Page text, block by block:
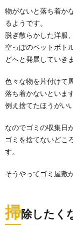
物がないと落ち着か
るようです。
脱ぎ散らかした洋服
空っぽのペットボト
どへと発展していき
色々な物を片付けて
落ち着かないといます
例え捨てたほうがい
なのでゴミの収集日
ゴミを捨てないどこ
す。
そうやってゴミ屋敷
掃除したく